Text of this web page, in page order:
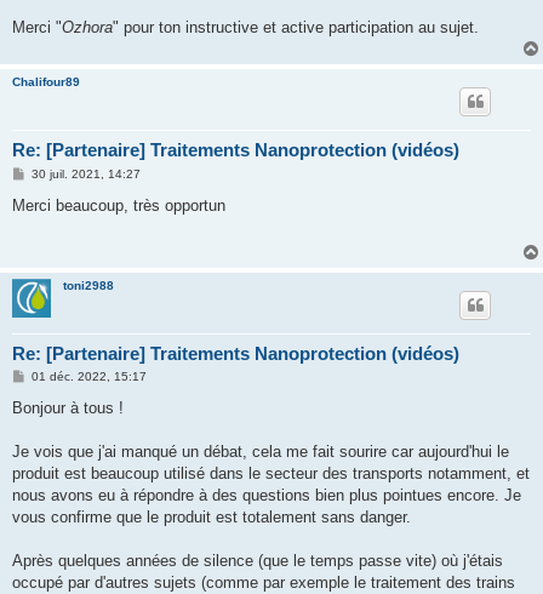
Merci "Ozhora" pour ton instructive et active participation au sujet.
Chalifour89
Re: [Partenaire] Traitements Nanoprotection (vidéos)
M
s
30 juil. 2021, 14:27
Merci beaucoup, très opportun
toni2988
Re: [Partenaire] Traitements Nanoprotection (vidéos)
M
s
g
01 déc. 2022, 15:17
Bonjour à tous !
Je vois que j'ai manqué un débat, cela me fait sourire car aujourd'hui le
produit est beaucoup utilisé dans le secteur des transports notamment, et
nous avons eu à répondre à des questions bien plus pointues encore. Je
vous confirme que le produit est totalement sans danger.
Après quelques années de silence (que le temps passe vite) où j'étais
occupé par d'autres sujets (comme par exemple le traitement des trains